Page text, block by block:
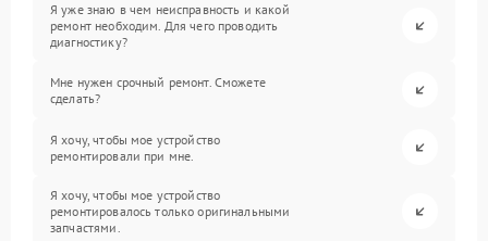
Я уже знаю в чем неисправность и какой
ремонт необходим. Для чего проводить
диагностику?
Мне нужен срочный ремонт. Сможете
сделать?
Я хочу, чтобы мое устройство
ремонтировали при мне.
Я хочу, чтобы мое устройство
ремонтировалось только оригинальными
запчастями.